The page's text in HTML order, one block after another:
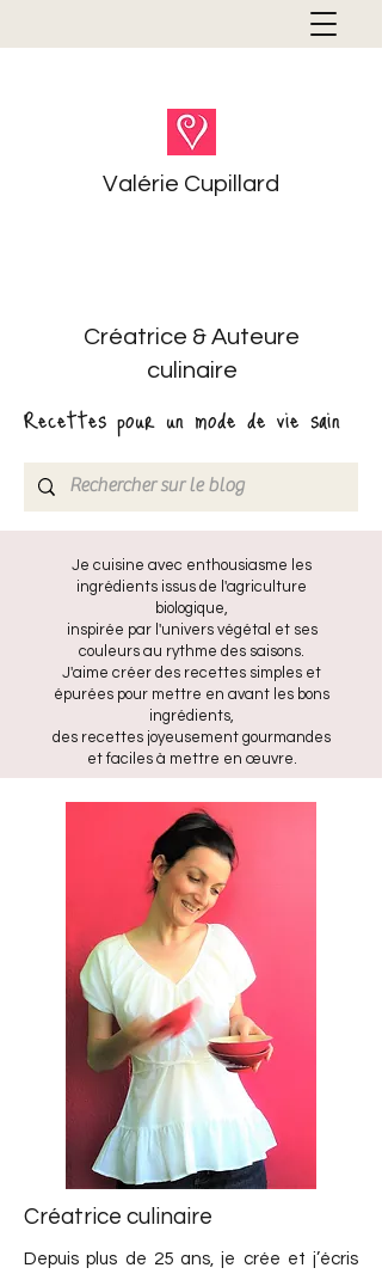
Valérie Cupillard
Créatrice & Auteure
culinaire
Recettes pour un mode de vie sain
Je cuisine avec enthousiasme les
ingrédients issus de l'agriculture
biologique,
inspirée par l'univers végétal et ses
couleurs au rythme des saisons.
J'aime créer des recettes simples et
épurées pour mettre en avant les bons
ingrédients,
des recettes joyeusement gourmandes
et faciles à mettre en œuvre.
Créatrice culinaire
Depuis plus de 25 ans, je crée et j’écris